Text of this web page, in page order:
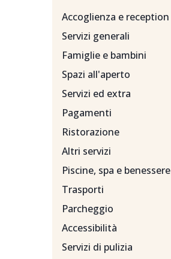
Accoglienza e reception
Servizi generali
Famiglie e bambini
Spazi all'aperto
Servizi ed extra
Pagamenti
Ristorazione
Altri servizi
Piscine, spa e benessere
Trasporti
Parcheggio
Accessibilità
Servizi di pulizia